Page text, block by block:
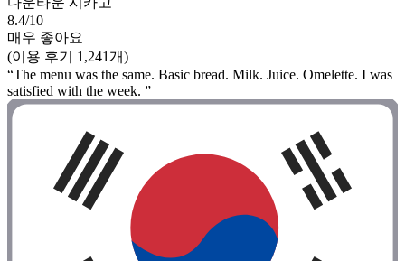
8.4/10
매우 좋아요
(이용 후기 1,241개)
“The menu was the same. Basic bread. Milk. Juice. Omelette. I was
satisfied with the week. ”